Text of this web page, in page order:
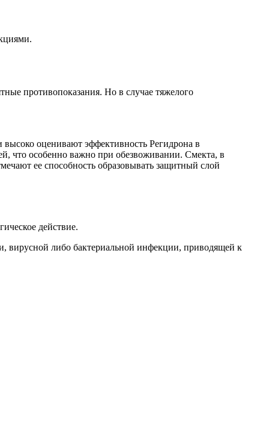
противопоказания. Но в случае тяжелого
оценивают эффективность Регидрона в
что особенно важно при обезвоживании. Смекта, в
ее способность образовывать защитный слой
действие.
вирусной либо бактериальной инфекции, приводящей к